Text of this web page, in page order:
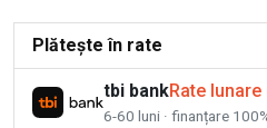
Plătește în rate
tbi bankRate lunare
6-60 luni · finanțare